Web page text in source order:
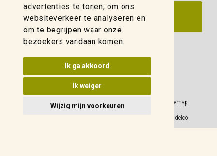
advertenties te tonen, om ons
websiteverkeer te analyseren en
om te begrijpen waar onze
bezoekers vandaan komen.
Ik ga akkoord
Ik weiger
Wijzig mijn voorkeuren
Update cookies voorkeuren
Privacy Policy Sitemap
© 2026 Weidelco